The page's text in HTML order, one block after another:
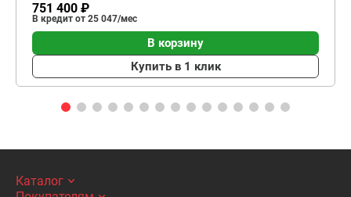
751 400 ₽
В кредит от 25 047/мес
В корзину
Купить в 1 клик
Каталог